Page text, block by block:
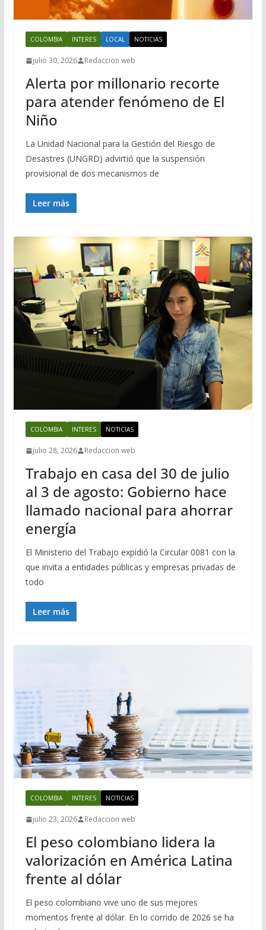
COLOMBIA INTERES LOCAL NOTICIAS
julio 30, 2026 Redaccion web
Alerta por millonario recorte
para atender fenómeno de El
Niño
La Unidad Nacional para la Gestión del Riesgo de
Desastres (UNGRD) advirtió que la suspensión
provisional de dos mecanismos de
Leer más
COLOMBIA INTERES NOTICIAS
julio 28, 2026 Redaccion web
Trabajo en casa del 30 de julio
al 3 de agosto: Gobierno hace
llamado nacional para ahorrar
energía
El Ministerio del Trabajo expidió la Circular 0081 con la
que invita a entidades públicas y empresas privadas de
todo
Leer más
COLOMBIA INTERES NOTICIAS
julio 23, 2026 Redaccion web
El peso colombiano lidera la
valorización en América Latina
frente al dólar
El peso colombiano vive uno de sus mejores
momentos frente al dólar. En lo corrido de 2026 se ha